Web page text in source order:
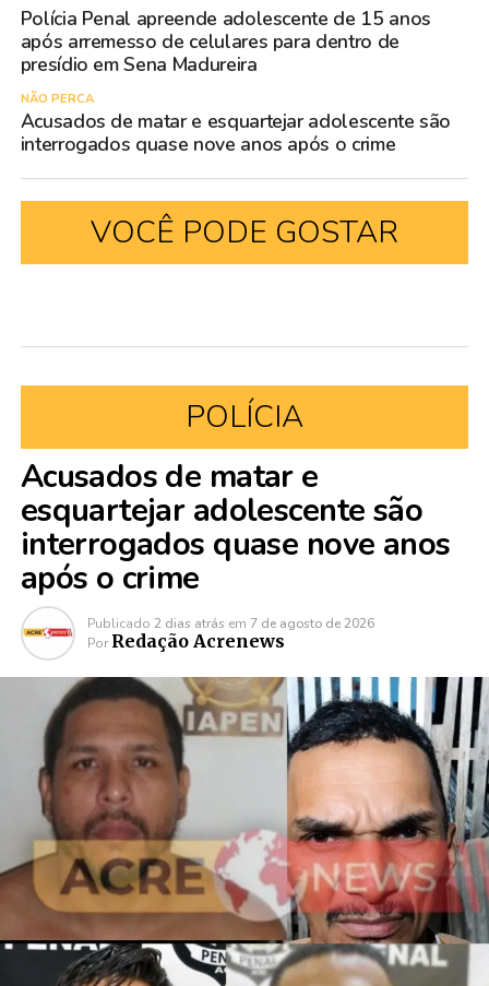
Polícia Penal apreende adolescente de 15 anos
após arremesso de celulares para dentro de
presídio em Sena Madureira
NÃO PERCA
Acusados de matar e esquartejar adolescente são
interrogados quase nove anos após o crime
VOCÊ PODE GOSTAR
POLÍCIA
Acusados de matar e
esquartejar adolescente são
interrogados quase nove anos
após o crime
Publicado 2 dias atrás em 7 de agosto de 2026
Por Redação Acrenews